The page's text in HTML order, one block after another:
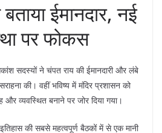
ईमानदार, नई
पर फोकस
सदस्यों ने चंपत राय की ईमानदारी और लंबे
की। वहीं भविष्य में मंदिर प्रशासन को
और व्यवस्थित बनाने पर जोर दिया गया।
की सबसे महत्वपूर्ण बैठकों में से एक मानी